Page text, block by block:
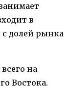
в
с долей рынка
на
Востока.